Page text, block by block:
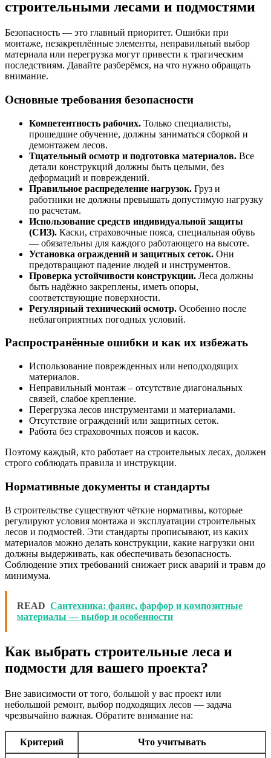
строительными лесами и подмостями
Безопасность — это главный приоритет. Ошибки при
монтаже, незакреплённые элементы, неправильный выбор
материала или перегрузка могут привести к трагическим
последствиям. Давайте разберёмся, на что нужно обращать
внимание.
Основные требования безопасности
Компетентность рабочих. Только специалисты,
прошедшие обучение, должны заниматься сборкой и
демонтажем лесов.
Тщательный осмотр и подготовка материалов. Все
детали конструкций должны быть целыми, без
деформаций и повреждений.
Правильное распределение нагрузок. Груз и
работники не должны превышать допустимую нагрузку
по расчетам.
Использование средств индивидуальной защиты
(СИЗ). Каски, страховочные пояса, специальная обувь
— обязательны для каждого работающего на высоте.
Установка ограждений и защитных сеток. Они
предотвращают падение людей и инструментов.
Проверка устойчивости конструкции. Леса должны
быть надёжно закреплены, иметь опоры,
соответствующие поверхности.
Регулярный технический осмотр. Особенно после
неблагоприятных погодных условий.
Распространённые ошибки и как их избежать
Использование поврежденных или неподходящих
материалов.
Неправильный монтаж – отсутствие диагональных
связей, слабое крепление.
Перегрузка лесов инструментами и материалами.
Отсутствие ограждений или защитных сеток.
Работа без страховочных поясов и касок.
Поэтому каждый, кто работает на строительных лесах, должен
строго соблюдать правила и инструкции.
Нормативные документы и стандарты
В строительстве существуют чёткие нормативы, которые
регулируют условия монтажа и эксплуатации строительных
лесов и подмостей. Эти стандарты прописывают, из каких
материалов можно делать конструкции, какие нагрузки они
должны выдерживать, как обеспечивать безопасность.
Соблюдение этих требований снижает риск аварий и травм до
минимума.
READ Сантехника: фаянс, фарфор и композитные
материалы — выбор и особенности
Как выбрать строительные леса и
подмости для вашего проекта?
Вне зависимости от того, большой у вас проект или
небольшой ремонт, выбор подходящих лесов — задача
чрезвычайно важная. Обратите внимание на:
Критерий Что учитывать